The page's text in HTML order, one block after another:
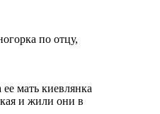
по отцу,
мать киевлянка
и жили они в